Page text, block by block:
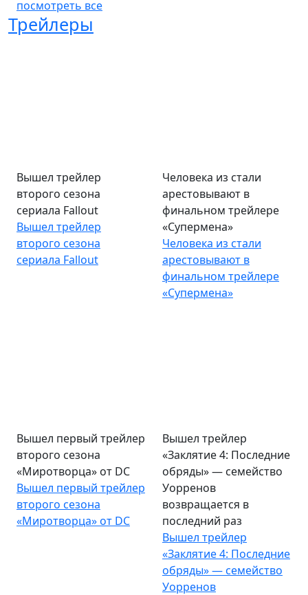
посмотреть все
Трейлеры
Вышел трейлер
второго сезона
сериала Fallout
Вышел трейлер
второго сезона
сериала Fallout
Человека из стали
арестовывают в
финальном трейлере
«Супермена»
Человека из стали
арестовывают в
финальном трейлере
«Супермена»
Вышел первый трейлер
второго сезона
«Миротворца» от DC
Вышел первый трейлер
второго сезона
«Миротворца» от DC
Вышел трейлер
«Заклятие 4: Последние
обряды» — семейство
Уорренов
возвращается в
последний раз
Вышел трейлер
«Заклятие 4: Последние
обряды» — семейство
Уорренов